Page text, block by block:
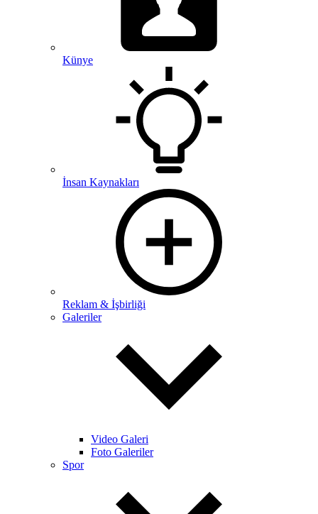
Künye
İnsan Kaynakları
Reklam & İşbirliği
Galeriler
Video Galeri
Foto Galeriler
Spor